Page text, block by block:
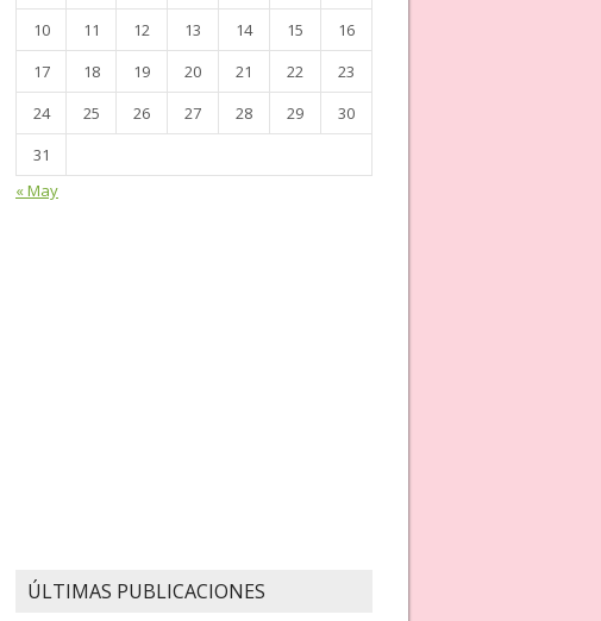
10
11 12 13 14 15
16
17
18 19 20 21 22
23
24
25 26 27 28 29
30
31
« May
ÚLTIMAS PUBLICACIONES